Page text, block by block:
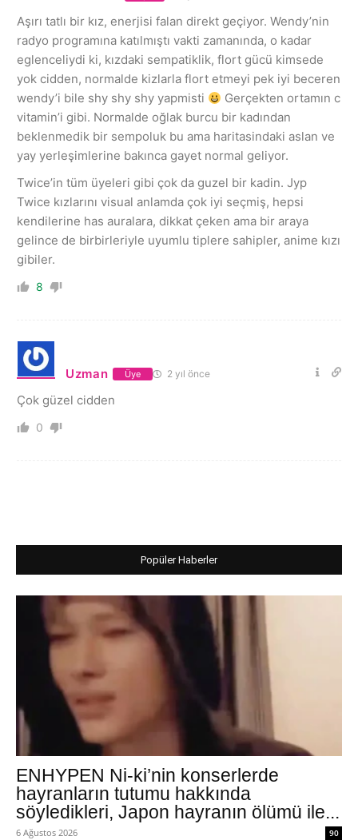
Aşırı tatlı bir kız, enerjisi falan direkt geçiyor. Wendy’nin
radyo programına katılmıştı vakti zamanında, o kadar
eglenceliydi ki, kızdaki sempatiklik, flort gücü kimsede
yok cidden, normalde kizlarla flort etmeyi pek iyi beceren
wendy’i bile shy shy shy yapmisti
Gerçekten ortamın c
vitamin’i gibi. Normalde oğlak burcu bir kadından
beklenmedik bir sempoluk bu ama haritasindaki aslan ve
yay yerleşimlerine bakınca gayet normal geliyor.
Twice’in tüm üyeleri gibi çok da guzel bir kadin. Jyp
Twice kızlarını visual anlamda çok iyi seçmiş, hepsi
kendilerine has auralara, dikkat çeken ama bir araya
gelince de birbirleriyle uyumlu tiplere sahipler, anime kızı
gibiler.
8
Uzman Üye 2 yıl önce
Çok güzel cidden
0
Popüler Haberler
ENHYPEN Ni-ki’nin konserlerde
hayranların tutumu hakkında
söyledikleri, Japon hayranın ölümü ile...
6 Ağustos 2026 90